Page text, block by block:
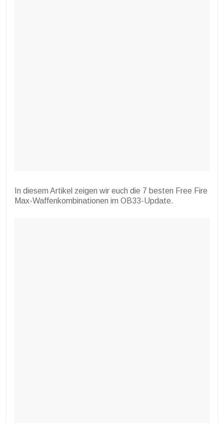
In diesem Artikel zeigen wir euch die 7 besten Free Fire
Max-Waffenkombinationen im OB33-Update.